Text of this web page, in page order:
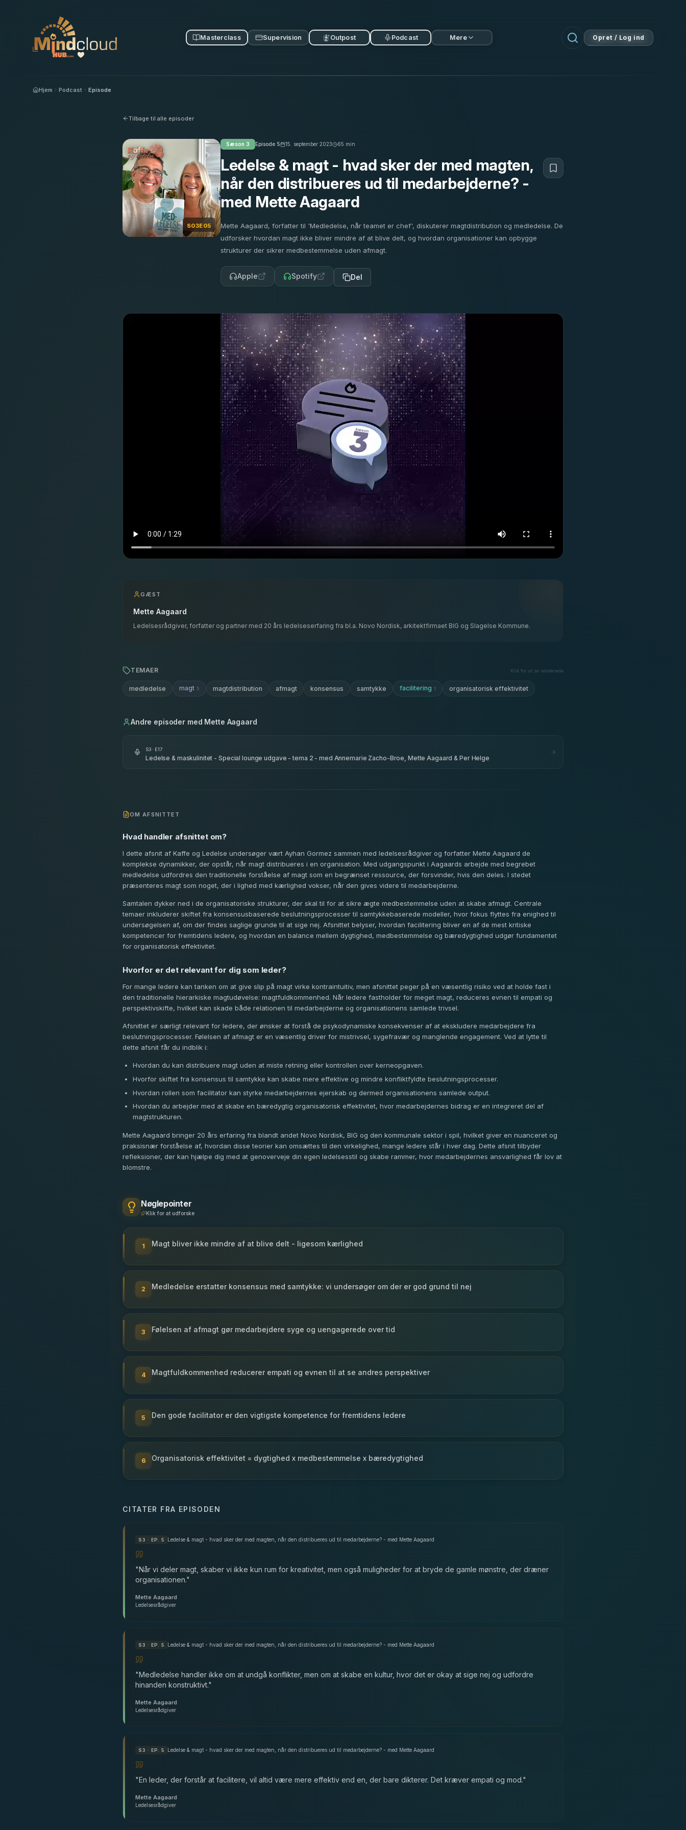
Masterclass Supervision Outpost Podcast Mere Opret / Log ind
Hjem Podcast Episode
Tilbage til alle episoder
S03E05
Sæson 3 Episode 5 15. september 2023 65 min
Ledelse & magt - hvad sker der med magten,
når den distribueres ud til medarbejderne? -
med Mette Aagaard
Mette Aagaard, forfatter til 'Medledelse, når teamet er chef', diskuterer magtdistribution og medledelse. De
udforsker hvordan magt ikke bliver mindre af at blive delt, og hvordan organisationer kan opbygge
strukturer der sikrer medbestemmelse uden afmagt.
Apple Spotify Del
GÆST
Mette Aagaard
Ledelsesrådgiver, forfatter og partner med 20 års ledelseserfaring fra bl.a. Novo Nordisk, arkitektfirmaet BIG og Slagelse Kommune.
TEMAER Klik for at se relaterede
medledelse magt 5 magtdistribution afmagt konsensus samtykke facilitering 1 organisatorisk effektivitet
Andre episoder med Mette Aagaard
S3 · E17
Ledelse & maskulinitet - Special lounge udgave - tema 2 - med Annemarie Zacho-Broe, Mette Aagaard & Per Helge
OM AFSNITTET
Hvad handler afsnittet om?
I dette afsnit af Kaffe og Ledelse undersøger vært Ayhan Gormez sammen med ledelsesrådgiver og forfatter Mette Aagaard de
komplekse dynamikker, der opstår, når magt distribueres i en organisation. Med udgangspunkt i Aagaards arbejde med begrebet
medledelse udfordres den traditionelle forståelse af magt som en begrænset ressource, der forsvinder, hvis den deles. I stedet
præsenteres magt som noget, der i lighed med kærlighed vokser, når den gives videre til medarbejderne.
Samtalen dykker ned i de organisatoriske strukturer, der skal til for at sikre ægte medbestemmelse uden at skabe afmagt. Centrale
temaer inkluderer skiftet fra konsensusbaserede beslutningsprocesser til samtykkebaserede modeller, hvor fokus flyttes fra enighed til
undersøgelsen af, om der findes saglige grunde til at sige nej. Afsnittet belyser, hvordan facilitering bliver en af de mest kritiske
kompetencer for fremtidens ledere, og hvordan en balance mellem dygtighed, medbestemmelse og bæredygtighed udgør fundamentet
for organisatorisk effektivitet.
Hvorfor er det relevant for dig som leder?
For mange ledere kan tanken om at give slip på magt virke kontraintuitiv, men afsnittet peger på en væsentlig risiko ved at holde fast i
den traditionelle hierarkiske magtudøvelse: magtfuldkommenhed. Når ledere fastholder for meget magt, reduceres evnen til empati og
perspektivskifte, hvilket kan skade både relationen til medarbejderne og organisationens samlede trivsel.
Afsnittet er særligt relevant for ledere, der ønsker at forstå de psykodynamiske konsekvenser af at ekskludere medarbejdere fra
beslutningsprocesser. Følelsen af afmagt er en væsentlig driver for mistrivsel, sygefravær og manglende engagement. Ved at lytte til
dette afsnit får du indblik i:
Hvordan du kan distribuere magt uden at miste retning eller kontrollen over kerneopgaven.
Hvorfor skiftet fra konsensus til samtykke kan skabe mere effektive og mindre konfliktfyldte beslutningsprocesser.
Hvordan rollen som facilitator kan styrke medarbejdernes ejerskab og dermed organisationens samlede output.
Hvordan du arbejder med at skabe en bæredygtig organisatorisk effektivitet, hvor medarbejdernes bidrag er en integreret del af
magtstrukturen.
Mette Aagaard bringer 20 års erfaring fra blandt andet Novo Nordisk, BIG og den kommunale sektor i spil, hvilket giver en nuanceret og
praksisnær forståelse af, hvordan disse teorier kan omsættes til den virkelighed, mange ledere står i hver dag. Dette afsnit tilbyder
refleksioner, der kan hjælpe dig med at genoverveje din egen ledelsesstil og skabe rammer, hvor medarbejdernes ansvarlighed får lov at
blomstre.
Nøglepointer
Klik for at udforske
1 Magt bliver ikke mindre af at blive delt - ligesom kærlighed
2 Medledelse erstatter konsensus med samtykke: vi undersøger om der er god grund til nej
3 Følelsen af afmagt gør medarbejdere syge og uengagerede over tid
4 Magtfuldkommenhed reducerer empati og evnen til at se andres perspektiver
5 Den gode facilitator er den vigtigste kompetence for fremtidens ledere
6 Organisatorisk effektivitet = dygtighed x medbestemmelse x bæredygtighed
CITATER FRA EPISODEN
S3 · EP. 5 Ledelse & magt - hvad sker der med magten, når den distribueres ud til medarbejderne? - med Mette Aagaard
"Når vi deler magt, skaber vi ikke kun rum for kreativitet, men også muligheder for at bryde de gamle mønstre, der dræner
organisationen."
Mette Aagaard
Ledelsesrådgiver
S3 · EP. 5 Ledelse & magt - hvad sker der med magten, når den distribueres ud til medarbejderne? - med Mette Aagaard
"Medledelse handler ikke om at undgå konflikter, men om at skabe en kultur, hvor det er okay at sige nej og udfordre
hinanden konstruktivt."
Mette Aagaard
Ledelsesrådgiver
S3 · EP. 5 Ledelse & magt - hvad sker der med magten, når den distribueres ud til medarbejderne? - med Mette Aagaard
"En leder, der forstår at facilitere, vil altid være mere effektiv end en, der bare dikterer. Det kræver empati og mod."
Mette Aagaard
Ledelsesrådgiver